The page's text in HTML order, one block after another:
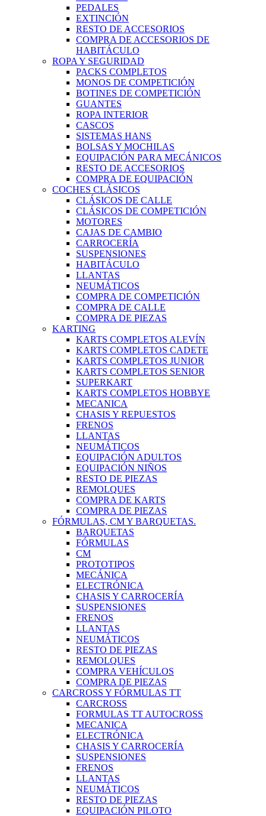
PEDALES
EXTINCIÓN
RESTO DE ACCESORIOS
COMPRA DE ACCESORIOS DE
HABITÁCULO
ROPA Y SEGURIDAD
PACKS COMPLETOS
MONOS DE COMPETICIÓN
BOTINES DE COMPETICIÓN
GUANTES
ROPA INTERIOR
CASCOS
SISTEMAS HANS
BOLSAS Y MOCHILAS
EQUIPACIÓN PARA MECÁNICOS
RESTO DE ACCESORIOS
COMPRA DE EQUIPACIÓN
COCHES CLÁSICOS
CLÁSICOS DE CALLE
CLÁSICOS DE COMPETICIÓN
MOTORES
CAJAS DE CAMBIO
CARROCERÍA
SUSPENSIONES
HABITÁCULO
LLANTAS
NEUMÁTICOS
COMPRA DE COMPETICIÓN
COMPRA DE CALLE
COMPRA DE PIEZAS
KARTING
KARTS COMPLETOS ALEVÍN
KARTS COMPLETOS CADETE
KARTS COMPLETOS JUNIOR
KARTS COMPLETOS SENIOR
SUPERKART
KARTS COMPLETOS HOBBYE
MECANICA
CHASIS Y REPUESTOS
FRENOS
LLANTAS
NEUMÁTICOS
EQUIPACIÓN ADULTOS
EQUIPACIÓN NIÑOS
RESTO DE PIEZAS
REMOLQUES
COMPRA DE KARTS
COMPRA DE PIEZAS
FÓRMULAS, CM Y BARQUETAS.
BARQUETAS
FÓRMULAS
CM
PROTOTIPOS
MECÁNICA
ELECTRÓNICA
CHASIS Y CARROCERÍA
SUSPENSIONES
FRENOS
LLANTAS
NEUMÁTICOS
RESTO DE PIEZAS
REMOLQUES
COMPRA VEHÍCULOS
COMPRA DE PIEZAS
CARCROSS Y FÓRMULAS TT
CARCROSS
FORMULAS TT AUTOCROSS
MECANICA
ELECTRÓNICA
CHASIS Y CARROCERÍA
SUSPENSIONES
FRENOS
LLANTAS
NEUMÁTICOS
RESTO DE PIEZAS
EQUIPACIÓN PILOTO